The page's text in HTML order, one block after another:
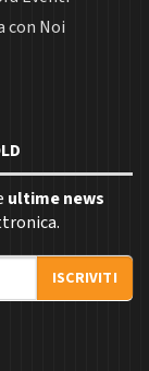
con Noi
ultime news
ISCRIVITI